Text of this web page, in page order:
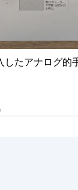
したアナログ的